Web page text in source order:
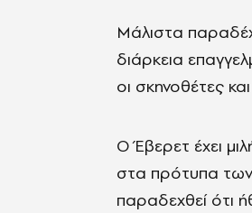
Μάλιστα
διάρκεια
οι σκηνοθέτες
Ο Έβερετ έχει
στα πρότυπα των
παραδεχθεί ότι